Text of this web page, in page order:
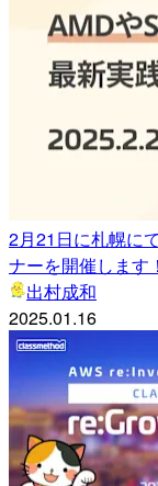
2月21日に札幌に
ナーを開催します！
出村成和
2025.01.16